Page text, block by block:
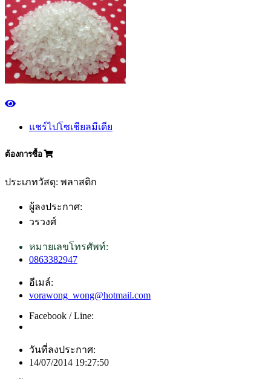
แชร์ไปโซเชียลมีเดีย
ต้องการซื้อ
ประเภทวัสดุ: พลาสติก
ผู้ลงประกาศ:
วรวงศ์
หมายเลขโทรศัพท์:
0863382947
อีเมล์:
vorawong_wong@hotmail.com
Facebook / Line:
วันที่ลงประกาศ:
14/07/2014 19:27:50